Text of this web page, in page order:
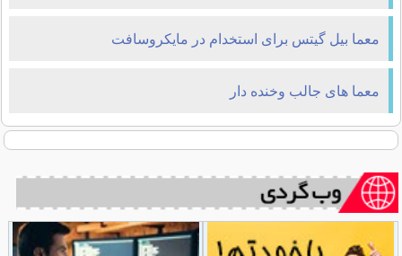
معما بیل گیتس برای استخدام در مایکروسافت
معما های جالب وخنده دار